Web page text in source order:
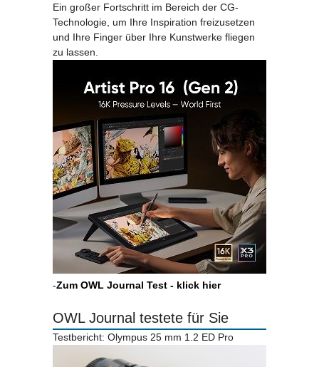
Ein großer Fortschritt im Bereich der CG-
Technologie, um Ihre Inspiration freizusetzen
und Ihre Finger über Ihre Kunstwerke fliegen
zu lassen.
-Zum OWL Journal Test - klick hier
OWL Journal testete für Sie
Testbericht: Olympus 25 mm 1.2 ED Pro